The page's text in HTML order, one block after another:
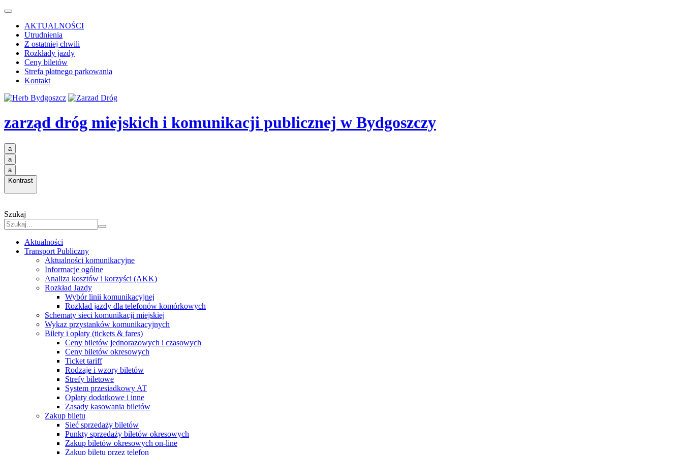
AKTUALNOŚCI
Utrudnienia
Z ostatniej chwili
Rozkłady jazdy
Ceny biletów
Strefa płatnego parkowania
Kontakt
zarząd dróg miejskich i komunikacji publicznej w Bydgoszczy
a
a
a
Kontrast
Szukaj
Aktualności
Transport Publiczny
Aktualności komunikacyjne
Informacje ogólne
Analiza kosztów i korzyści (AKK)
Rozkład Jazdy
Wybór linii komunikacyjnej
Rozkład jazdy dla telefonów komórkowych
Schematy sieci komunikacji miejskiej
Wykaz przystanków komunikacyjnych
Bilety i opłaty (tickets & fares)
Ceny biletów jednorazowych i czasowych
Ceny biletów okresowych
Ticket tariff
Rodzaje i wzory biletów
Strefy biletowe
System przesiadkowy AT
Opłaty dodatkowe i inne
Zasady kasowania biletów
Zakup biletu
Sieć sprzedaży biletów
Punkty sprzedaży biletów okresowych
Zakup biletów okresowych on-line
Zakup biletu przez telefon